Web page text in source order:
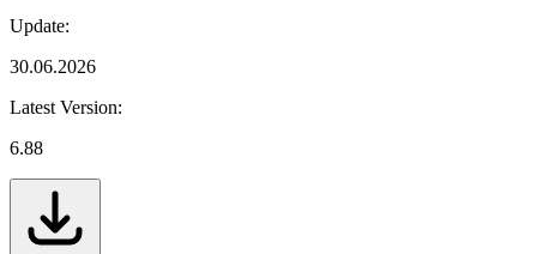
Update:
30.06.2026
Latest Version:
6.88